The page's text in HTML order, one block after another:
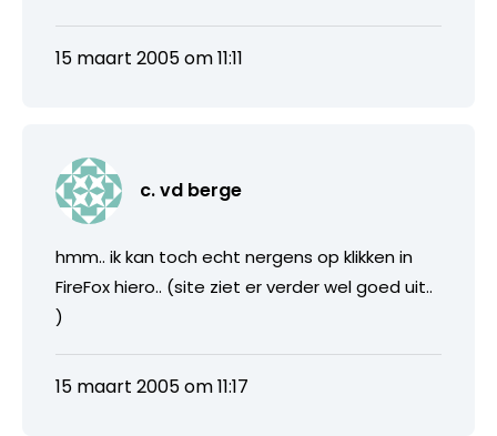
15 maart 2005 om 11:11
c. vd berge
hmm.. ik kan toch echt nergens op klikken in
FireFox hiero.. (site ziet er verder wel goed uit..
)
15 maart 2005 om 11:17